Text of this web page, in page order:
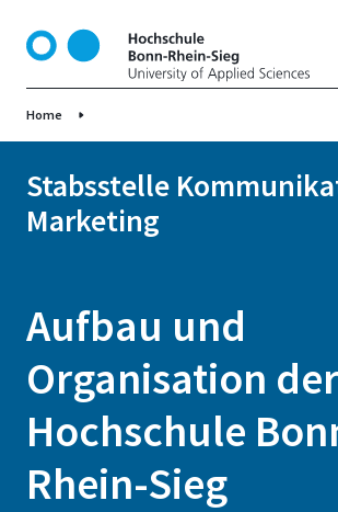
t
Home
Stabsstelle
Marketing
Aufbau und
Organisation der
Hochschule
Rhein-Sieg